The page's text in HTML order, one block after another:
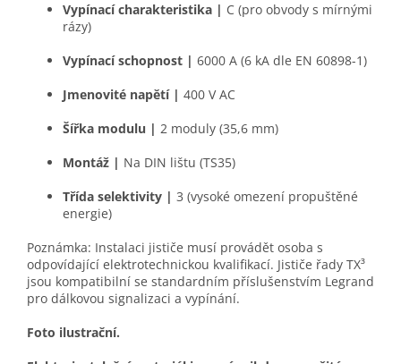
Vypínací charakteristika | C (pro obvody s mírnými
rázy)
Vypínací schopnost | 6000 A (6 kA dle EN 60898-1)
Jmenovité napětí | 400 V AC
Šířka modulu | 2 moduly (35,6 mm)
Montáž | Na DIN lištu (TS35)
Třída selektivity | 3 (vysoké omezení propuštěné
energie)
Poznámka: Instalaci jističe musí provádět osoba s
odpovídající elektrotechnickou kvalifikací. Jističe řady TX³
jsou kompatibilní se standardním příslušenstvím Legrand
pro dálkovou signalizaci a vypínání.
Foto ilustrační.